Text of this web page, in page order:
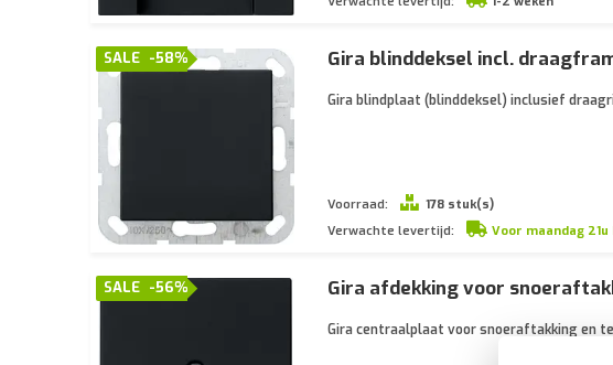
-58%
SALE Gira blinddeksel incl.
Gira blindplaat (blinddeksel) inclusief
Voorraad:
178 stuk(s)
Verwachte levertijd:
Voor maandag
-56%
SALE Gira afdekking voor
Gira centraalplaat voor snoeraftakking en